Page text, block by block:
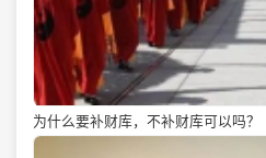
为什么要补财库，不补财库可以吗？